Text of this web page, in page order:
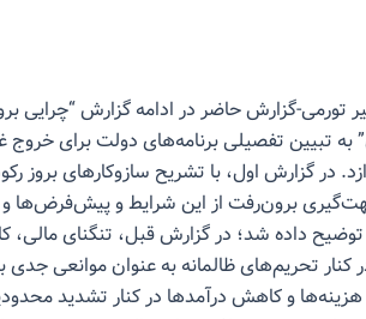
تورمی-گزارش حاضر در ادامه گزارش “چرایی
در گزارش اول، با تشریح سازوکارهای
برون‌رفت از این شرایط و پیش‌فرض‌ها
داده شد؛ در گزارش قبل، تنگنای
کنار تحریم‌های ظالمانه به عنوان موانعی جدی
و کاهش درآمدها در کنار تشدید